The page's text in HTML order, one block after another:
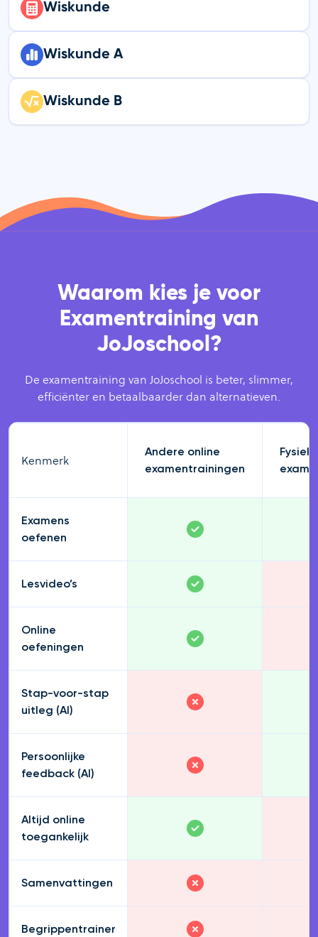
Wiskunde
Wiskunde A
Wiskunde B
Waarom kies je voor
Examentraining van
JoJoschool?
De examentraining van JoJoschool is beter, slimmer,
efficiënter en betaalbaarder dan alternatieven.
Kenmerk
Andere online
examentrainingen
Fysieke
Examens
oefenen
Lesvideo’s
Online
oefeningen
Stap-voor-stap
uitleg (AI)
Persoonlijke
feedback (AI)
Altijd online
toegankelijk
Samenvattingen
Begrippentrainer